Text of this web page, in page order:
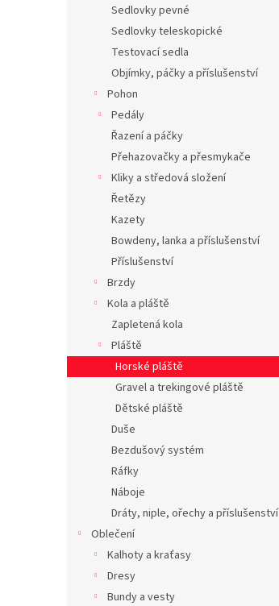
Sedlovky pevné
Sedlovky teleskopické
Testovací sedla
Objímky, páčky a příslušenství
Pohon
Pedály
Řazení a páčky
Přehazovačky a přesmykače
Kliky a středová složení
Řetězy
Kazety
Bowdeny, lanka a příslušenství
Příslušenství
Brzdy
Kola a pláště
Zapletená kola
Pláště
Horské pláště
Gravel a trekingové pláště
Dětské pláště
Duše
Bezdušový systém
Ráfky
Náboje
Dráty, niple, ořechy a příslušenství
Oblečení
Kalhoty a kraťasy
Dresy
Bundy a vesty